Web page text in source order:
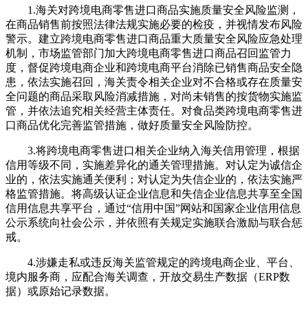
1.海关对跨境电商零售进口商品实施质量安全风险监测，
在商品销售前按照法律法规实施必要的检疫，并视情发布风险
警示。建立跨境电商零售进口商品重大质量安全风险应急处理
机制，市场监管部门加大跨境电商零售进口商品召回监管力
度，督促跨境电商企业和跨境电商平台消除已销售商品安全隐
患，依法实施召回，海关责令相关企业对不合格或存在质量安
全问题的商品采取风险消减措施，对尚未销售的按货物实施监
管，并依法追究相关经营主体责任。对食品类跨境电商零售进
口商品优化完善监管措施，做好质量安全风险防控。
3.将跨境电商零售进口相关企业纳入海关信用管理，根据
信用等级不同，实施差异化的通关管理措施。对认定为诚信企
业的，依法实施通关便利；对认定为失信企业的，依法实施严
格监管措施。将高级认证企业信息和失信企业信息共享至全国
信用信息共享平台，通过“信用中国”网站和国家企业信用信息
公示系统向社会公示，并依照有关规定实施联合激励与联合惩
戒。
4.涉嫌走私或违反海关监管规定的跨境电商企业、平台、
境内服务商，应配合海关调查，开放交易生产数据（ERP数
据）或原始记录数据。